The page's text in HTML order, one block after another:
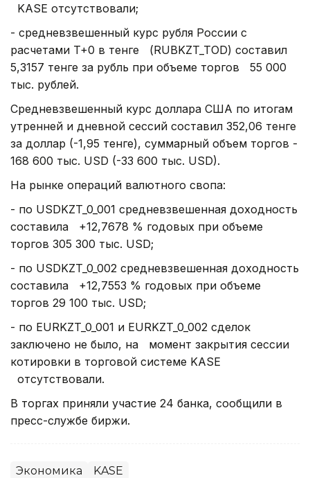
KASE отсутствовали;
- средневзвешенный курс рубля России с
расчетами T+0 в тенге (RUBKZT_TOD) составил
5,3157 тенге за рубль при объеме торгов 55 000
тыс. рублей.
Средневзвешенный курс доллара США по итогам
утренней и дневной сессий составил 352,06 тенге
за доллар (-1,95 тенге), суммарный объем торгов -
168 600 тыс. USD (-33 600 тыс. USD).
На рынке операций валютного свопа:
- по USDKZT_0_001 средневзвешенная доходность
составила +12,7678 % годовых при объеме
торгов 305 300 тыс. USD;
- по USDKZT_0_002 средневзвешенная доходность
составила +12,7553 % годовых при объеме
торгов 29 100 тыс. USD;
- по EURKZT_0_001 и EURKZT_0_002 сделок
заключено не было, на момент закрытия сессии
котировки в торговой системе KASE
отсутствовали.
В торгах приняли участие 24 банка, сообщили в
пресс-службе биржи.
Экономика KASE